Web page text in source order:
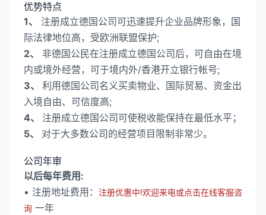
优势特点
1、
注册成立德国公司可迅速提升企业品牌形象，国
际法律地位高，受欧洲联盟保护;
2、
非德国公民在注册成立德国公司后，可自由在境
内或境外经营，可于境内外/香港开立银行帐号;
3、 利用德国公司名义买卖物业、国际贸易、资金出
入境自由、可信度高;
4、 注册成立德国公司可使税收能保持在最低水平；
5、 对于大多数公司的经营项目限制非常少。
公司年审
以后每年费用:
• 注册地址费用：
注册优惠中!欢迎来电或点击在线客服咨
询 一年